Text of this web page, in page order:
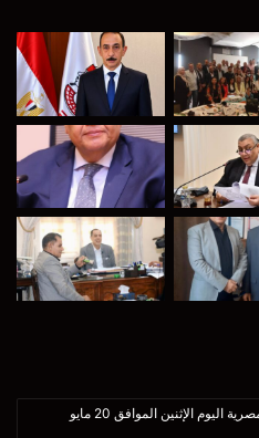
أسعار الحديد والأسمنت فى الأسواق المصرية اليوم الإثنين الموافق 20 مايو